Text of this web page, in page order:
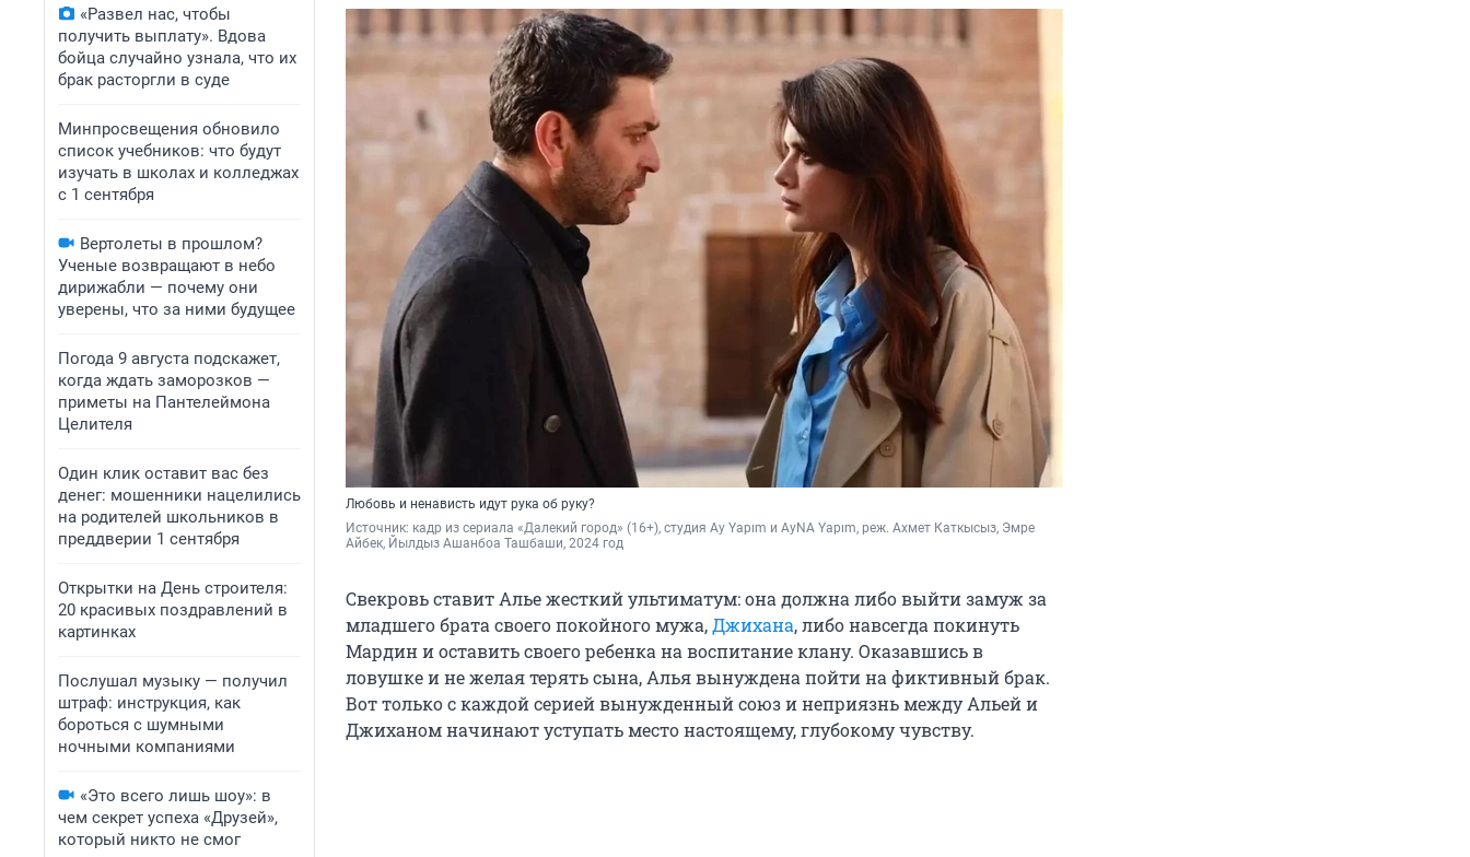
«Развел нас, чтобы
получить выплату». Вдова
бойца случайно узнала, что их
брак расторгли в суде
Минпросвещения обновило
список учебников: что будут
изучать в школах и колледжах
с 1 сентября
Вертолеты в прошлом?
Ученые возвращают в небо
дирижабли — почему они
уверены, что за ними будущее
Погода 9 августа подскажет,
когда ждать заморозков —
приметы на Пантелеймона
Целителя
Один клик оставит вас без
денег: мошенники нацелились
на родителей школьников в
преддверии 1 сентября
Открытки на День строителя:
20 красивых поздравлений в
картинках
Послушал музыку — получил
штраф: инструкция, как
бороться с шумными
ночными компаниями
«Это всего лишь шоу»: в
чем секрет успеха «Друзей»,
который никто не смог
Любовь и ненависть идут рука об руку?
Источник: кадр из сериала «Далекий город» (16+), студия Ay Yapım и AyNA Yapım, реж. Ахмет Каткысыз, Эмре
Айбек, Йылдыз Ашанбоа Ташбаши, 2024 год
Свекровь ставит Алье жесткий ультиматум: она должна либо выйти замуж за
младшего брата своего покойного мужа,Джихана, либо навсегда покинуть
Мардин и оставить своего ребенка на воспитание клану. Оказавшись в
ловушке и не желая терять сына, Алья вынуждена пойти на фиктивный брак.
Вот только с каждой серией вынужденный союз и неприязнь между Альей и
Джиханом начинают уступать место настоящему, глубокому чувству.